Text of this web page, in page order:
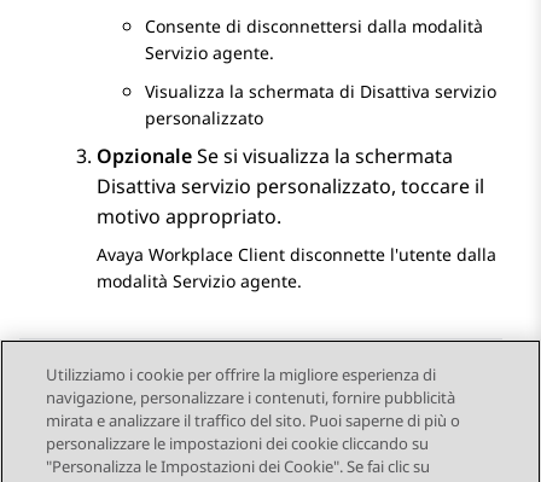
Consente di disconnettersi dalla modalità
Servizio agente.
Visualizza la schermata di Disattiva servizio
personalizzato
OpzionaleSe si visualizza la schermata
Disattiva servizio personalizzato, toccare il
motivo appropriato.
Avaya Workplace Client disconnette l'utente dalla
modalità Servizio agente.
Send Feedback
Utilizziamo i cookie per offrire la migliore esperienza di
navigazione, personalizzare i contenuti, fornire pubblicità
mirata e analizzare il traffico del sito. Puoi saperne di più o
personalizzare le impostazioni dei cookie cliccando su
"Personalizza le Impostazioni dei Cookie". Se fai clic su